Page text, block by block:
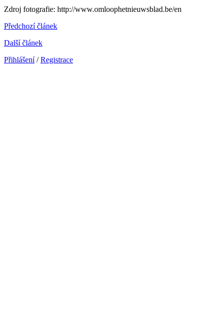
Zdroj fotografie: http://www.omloophetnieuwsblad.be/en
Předchozí článek
Další článek
Přihlášení/Registrace